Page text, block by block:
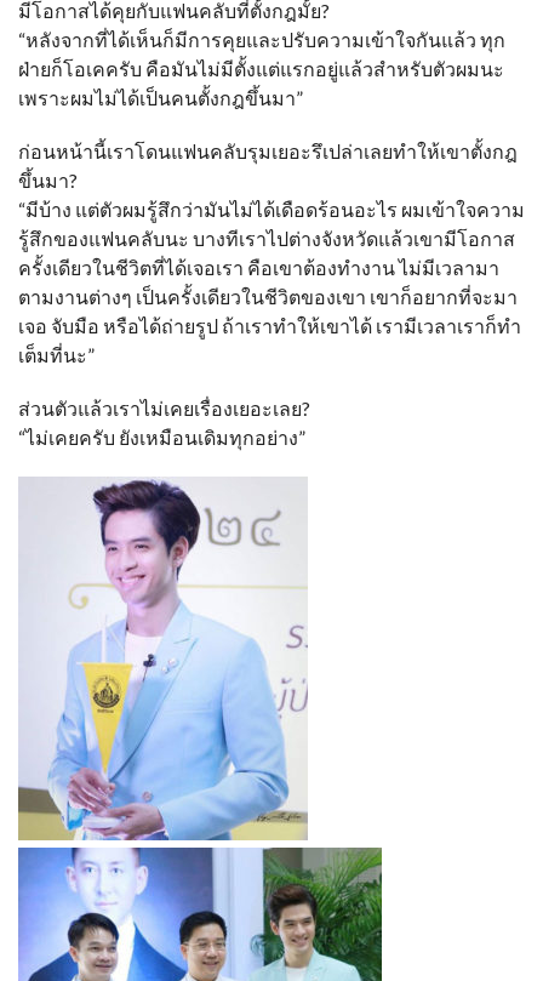
มีโอกาสได้คุยกับแฟนคลับที่ตั้งกฎมั้ย?
“หลังจากที่ได้เห็นก็มีการคุยและปรับความเข้าใจกันแล้ว ทุก
ฝ่ายก็โอเคครับ คือมันไม่มีตั้งแต่แรกอยู่แล้วสำหรับตัวผมนะ
เพราะผมไม่ได้เป็นคนตั้งกฎขึ้นมา”
ก่อนหน้านี้เราโดนแฟนคลับรุมเยอะรึเปล่าเลยทำให้เขาตั้งกฎ
ขึ้นมา?
“มีบ้าง แต่ตัวผมรู้สึกว่ามันไม่ได้เดือดร้อนอะไร ผมเข้าใจความ
รู้สึกของแฟนคลับนะ บางทีเราไปต่างจังหวัดแล้วเขามีโอกาส
ครั้งเดียวในชีวิตที่ได้เจอเรา คือเขาต้องทำงาน ไม่มีเวลามา
ตามงานต่างๆ เป็นครั้งเดียวในชีวิตของเขา เขาก็อยากที่จะมา
เจอ จับมือ หรือได้ถ่ายรูป ถ้าเราทำให้เขาได้ เรามีเวลาเราก็ทำ
เต็มที่นะ”
ส่วนตัวแล้วเราไม่เคยเรื่องเยอะเลย?
“ไม่เคยครับ ยังเหมือนเดิมทุกอย่าง”